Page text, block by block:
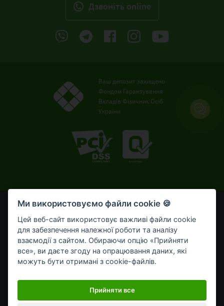
Дзвонiть online
Ваш депозит захищено
Фондом Гарантування
Вкладів Фізичних Осіб
України
© OTP Bank, 2008-2026. Усі права захищені.
Ліцензія НБУ № 191 від 05.10.2011 р.
Внесено до Державного реєстру банків №273
від 02.03.1998 р.
Умови використання
Bикористання cookie-файлів
Мобільний застосунок OTP Bank UA для приватних клієнтів
Ми використовуємо файли cookie 🍪
Цей веб-сайт використовує важливі файли cookie
для забезпечення належної роботи та аналізу
взаємодії з сайтом. Обираючи опцію «Прийняти
все», ви даєте згоду на опрацювання даних, які
можуть бути отримані з cookie-файлів.
Прийняти все